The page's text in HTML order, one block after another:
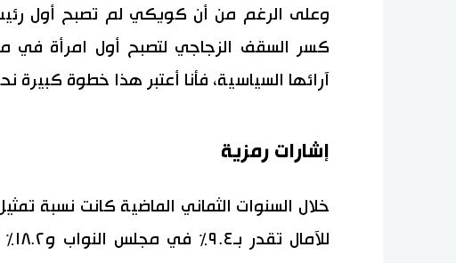
وعلى الرغم من أن كويكي لم تصبح أول رئيسة
كسر السقف الزجاجي لتصبح أول امرأة
آرائها السياسية، فأنا أعتبر هذا خطوة كبيرة
إشارات رمزية
خلال السنوات الثماني الماضية كانت نسبة